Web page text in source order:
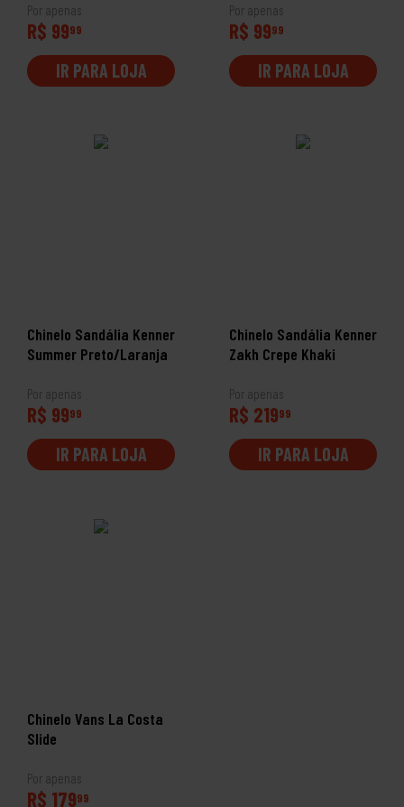
Por apenas
R$ 9999
IR PARA LOJA
Por apenas
R$ 9999
IR PARA LOJA
Chinelo Sandália Kenner
Summer Preto/Laranja
Por apenas
R$ 9999
IR PARA LOJA
Chinelo Sandália Kenner
Zakh Crepe Khaki
Por apenas
R$ 21999
IR PARA LOJA
Chinelo Vans La Costa
Slide
Por apenas
R$ 17999